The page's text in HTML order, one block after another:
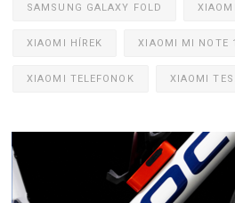
SAMSUNG GALAXY FOLD
XIAOMI HÍREK XIAOMI MI NOTE
XIAOMI TELEFONOK XIAOMI